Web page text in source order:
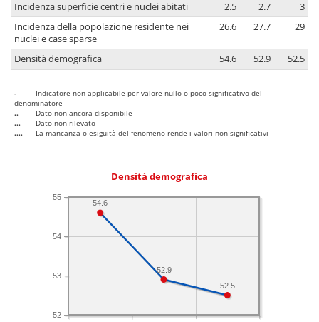
Incidenza superficie centri e nuclei abitati 2.5 2.7
3
Incidenza della popolazione residente nei
nuclei e case sparse
26.6 27.7 29
Densità demografica 54.6 52.9 52.5
-
Indicatore non applicabile per valore nullo o poco significativo del
denominatore
..
Dato non ancora disponibile
...
Dato non rilevato
....
La mancanza o esiguità del fenomeno rende i valori non significativi
Densità demografica
52
53
54
55
52.5
52.9
54.6